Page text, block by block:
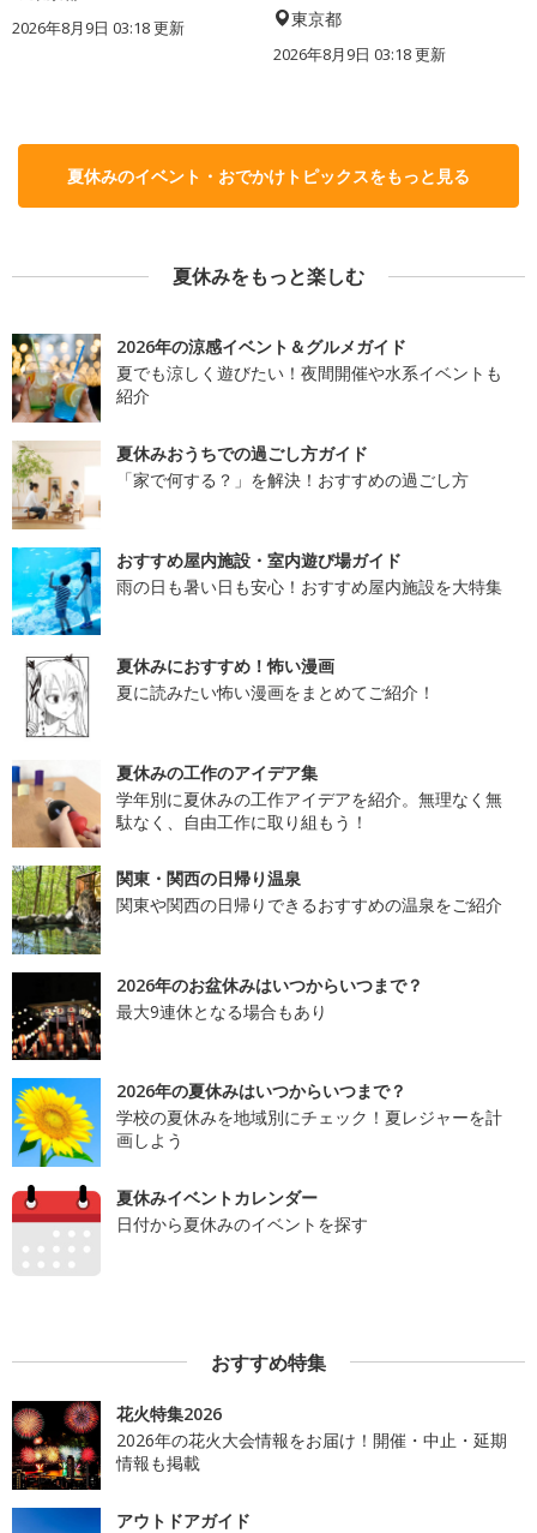
2026年8月9日 03:18更新 東京都
2026年8月9日 03:18更新
夏休みのイベント・おでかけトピックスをもっと見る
夏休みをもっと楽しむ
2026年の涼感イベント＆グルメガイド
夏でも涼しく遊びたい！夜間開催や水系イベントも
紹介
夏休みおうちでの過ごし方ガイド
「家で何する？」を解決！おすすめの過ごし方
おすすめ屋内施設・室内遊び場ガイド
雨の日も暑い日も安心！おすすめ屋内施設を大特集
夏休みにおすすめ！怖い漫画
夏に読みたい怖い漫画をまとめてご紹介！
夏休みの工作のアイデア集
学年別に夏休みの工作アイデアを紹介。無理なく無
駄なく、自由工作に取り組もう！
関東・関西の日帰り温泉
関東や関西の日帰りできるおすすめの温泉をご紹介
2026年のお盆休みはいつからいつまで？
最大9連休となる場合もあり
2026年の夏休みはいつからいつまで？
学校の夏休みを地域別にチェック！夏レジャーを計
画しよう
夏休みイベントカレンダー
日付から夏休みのイベントを探す
おすすめ特集
花火特集2026
2026年の花火大会情報をお届け！開催・中止・延期
情報も掲載
アウトドアガイド